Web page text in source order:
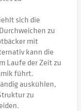
sich die
zu
mit
kann die
Laufe der Zeit zu
führt.
auskühlen,
zu